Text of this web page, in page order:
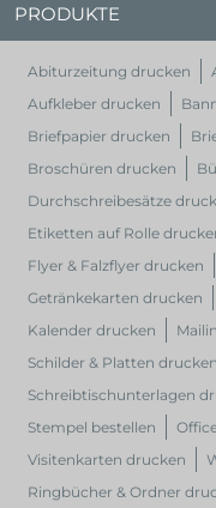
PRODUKTE
Abiturzeitung drucken
Aufkleber drucken
Briefpapier drucken
Broschüren drucken
Durchschreibesätze
Etiketten auf Rolle
Flyer & Falzflyer drucken
Getränkekarten drucken
Kalender drucken
Schilder & Platten drucken
Schreibtischunterlagen
Stempel bestellen
Visitenkarten drucken
Ringbücher & Ordner